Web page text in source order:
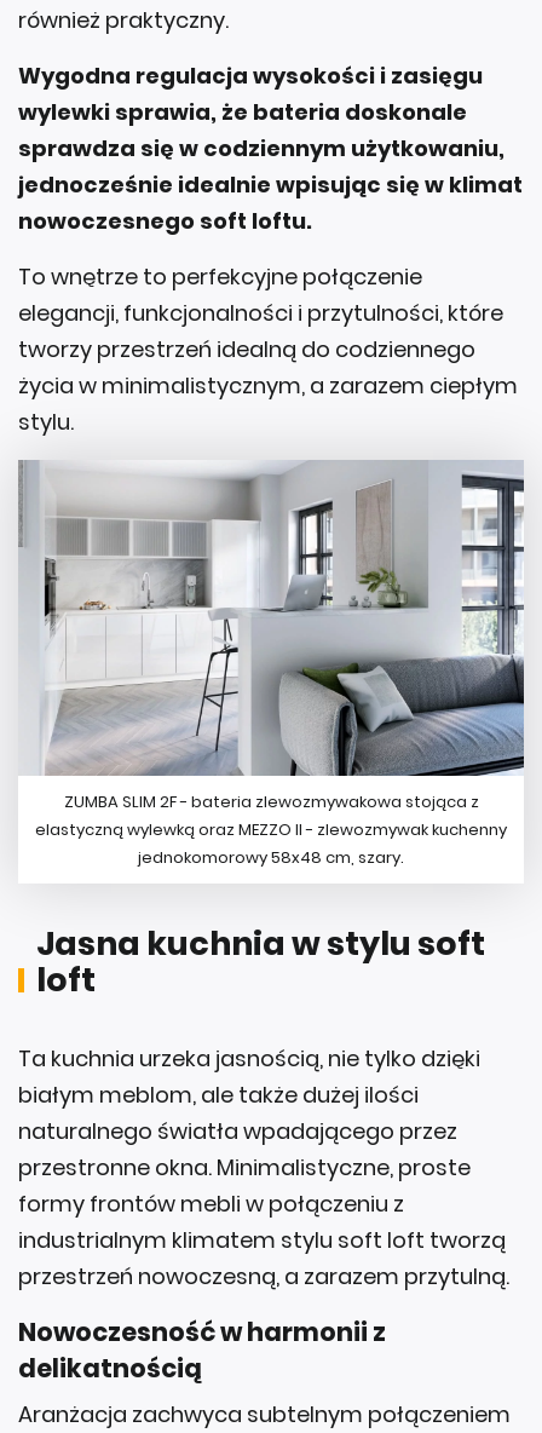
również praktyczny.
Wygodna regulacja wysokości i zasięgu
wylewki sprawia, że bateria doskonale
sprawdza się w codziennym użytkowaniu,
jednocześnie idealnie wpisując się w klimat
nowoczesnego soft loftu.
To wnętrze to perfekcyjne połączenie
elegancji, funkcjonalności i przytulności, które
tworzy przestrzeń idealną do codziennego
życia w minimalistycznym, a zarazem ciepłym
stylu.
ZUMBA SLIM 2F - bateria zlewozmywakowa stojąca z
elastyczną wylewką oraz MEZZO II - zlewozmywak kuchenny
jednokomorowy 58x48 cm, szary.
Jasna kuchnia w stylu soft
loft
Ta kuchnia urzeka jasnością, nie tylko dzięki
białym meblom, ale także dużej ilości
naturalnego światła wpadającego przez
przestronne okna. Minimalistyczne, proste
formy frontów mebli w połączeniu z
industrialnym klimatem stylu soft loft tworzą
przestrzeń nowoczesną, a zarazem przytulną.
Nowoczesność w harmonii z
delikatnością
Aranżacja zachwyca subtelnym połączeniem